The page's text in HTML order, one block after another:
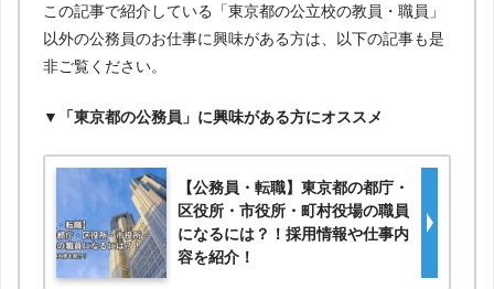
この記事で紹介している「東京都の公立校の教員・職員」
以外の公務員のお仕事に興味がある方は、以下の記事も是
非ご覧ください。
▼「東京都の公務員」に興味がある方にオススメ
【公務員・転職】東京都の都庁・
区役所・市役所・町村役場の職員
になるには？！採用情報や仕事内
容を紹介！